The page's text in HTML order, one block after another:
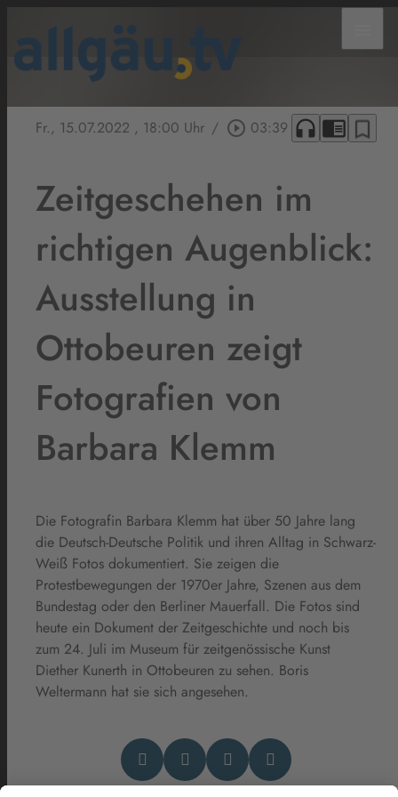
Fr., 15.07.2022 , 18:00 Uhr / play_circle_outline 03:39 headphones chrome_reader_mode bookmark_border
Zeitgeschehen im
richtigen Augenblick:
Ausstellung in
Ottobeuren zeigt
Fotografien von
Barbara Klemm
Die Fotografin Barbara Klemm hat über 50 Jahre lang
die Deutsch-Deutsche Politik und ihren Alltag in Schwarz-
Weiß Fotos dokumentiert. Sie zeigen die
Protestbewegungen der 1970er Jahre, Szenen aus dem
Bundestag oder den Berliner Mauerfall. Die Fotos sind
heute ein Dokument der Zeitgeschichte und noch bis
zum 24. Juli im Museum für zeitgenössische Kunst
Diether Kunerth in Ottobeuren zu sehen. Boris
Weltermann hat sie sich angesehen.